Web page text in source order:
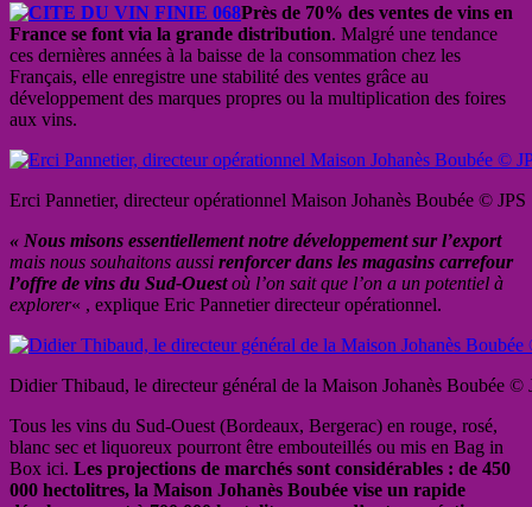
Près de 70% des ventes de vins en
France se font via la grande distribution. Malgré une tendance
ces dernières années à la baisse de la consommation chez les
Français, elle enregistre une stabilité des ventes grâce au
développement des marques propres ou la multiplication des foires
aux vins.
Erci Pannetier, directeur opérationnel Maison Johanès Boubée © JPS
« Nous misons essentiellement notre développement sur l’export
mais nous souhaitons aussi renforcer dans les magasins carrefour
l’offre de vins du Sud-Ouestoù l’on sait que l’on a un potentiel à
explorer« , explique Eric Pannetier directeur opérationnel.
Didier Thibaud, le directeur général de la Maison Johanès Boubée ©
Tous les vins du Sud-Ouest (Bordeaux, Bergerac) en rouge, rosé,
blanc sec et liquoreux pourront être embouteillés ou mis en Bag in
Box ici. Les projections de marchés sont considérables : de 450
000 hectolitres, la Maison Johanès Boubée vise un rapide